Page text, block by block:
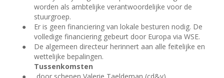
worden als ambtelijke verantwoordelijke voor de
stuurgroep.
●
Er is geen financiering van lokale besturen nodig. De
volledige financiering gebeurt door Europa via WSE.
●
De algemeen directeur herinnert aan alle feitelijke en
wettelijke bepalingen.
Tussenkomsten